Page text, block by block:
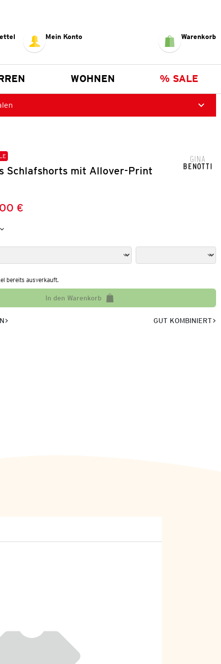
Mein Konto Warenkorb
WOHNEN % SALE
Schlafshorts mit Allover-Print
€
bereits ausverkauft.
In den Warenkorb
GUT KOMBINIERT